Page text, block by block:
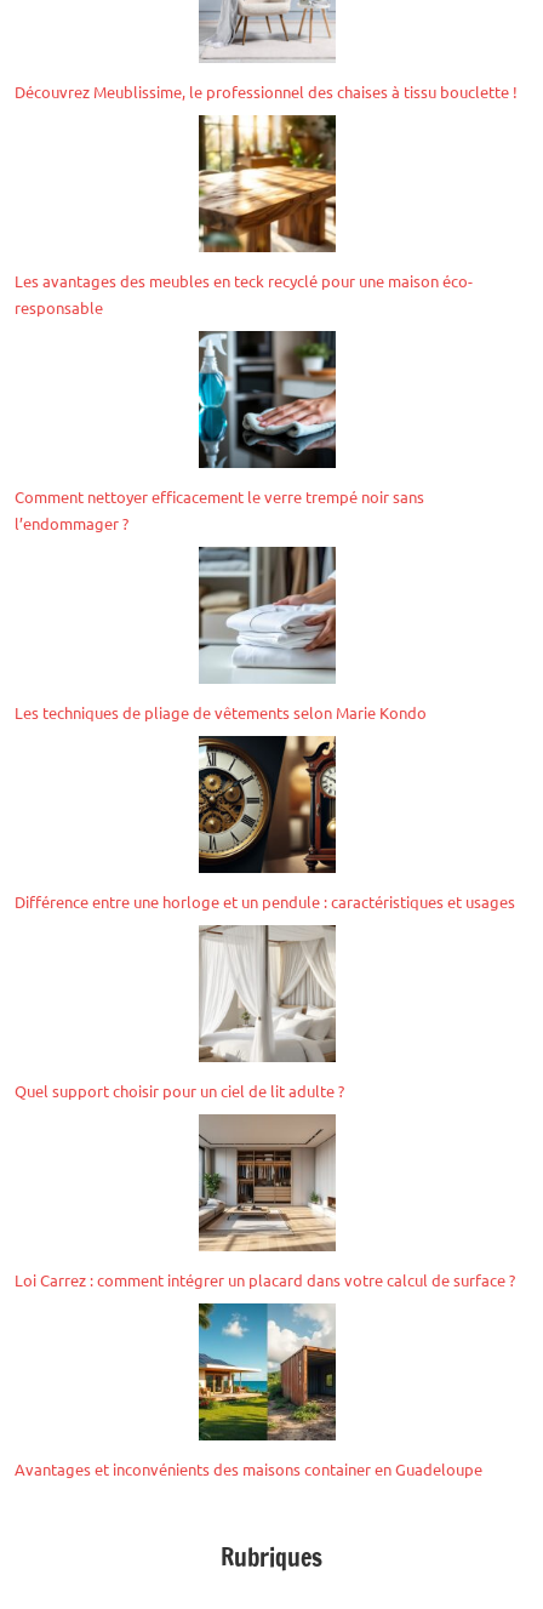
Découvrez Meublissime, le professionnel des chaises à tissu bouclette !
Les avantages des meubles en teck recyclé pour une maison éco-
responsable
Comment nettoyer efficacement le verre trempé noir sans
l’endommager ?
Les techniques de pliage de vêtements selon Marie Kondo
Différence entre une horloge et un pendule : caractéristiques et usages
Quel support choisir pour un ciel de lit adulte ?
Loi Carrez : comment intégrer un placard dans votre calcul de surface ?
Avantages et inconvénients des maisons container en Guadeloupe
Rubriques